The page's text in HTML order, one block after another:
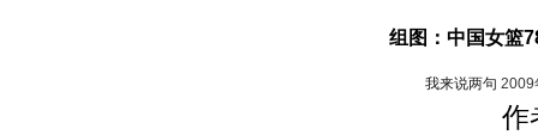
组图：中国女篮
我来说两句 2009
作